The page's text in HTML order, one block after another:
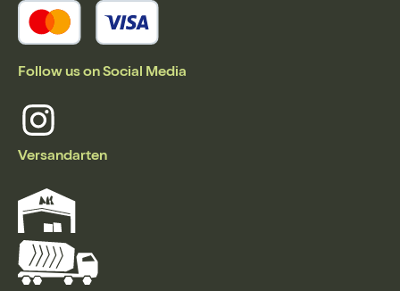
Follow us on Social Media
Versandarten